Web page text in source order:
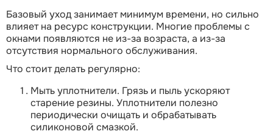
Базовый уход занимает минимум времени, но сильно
влияет на ресурс конструкции. Многие проблемы с
окнами появляются не из-за возраста, а из-за
отсутствия нормального обслуживания.
Что стоит делать регулярно:
Мыть уплотнители. Грязь и пыль ускоряют
старение резины. Уплотнители полезно
периодически очищать и обрабатывать
силиконовой смазкой.